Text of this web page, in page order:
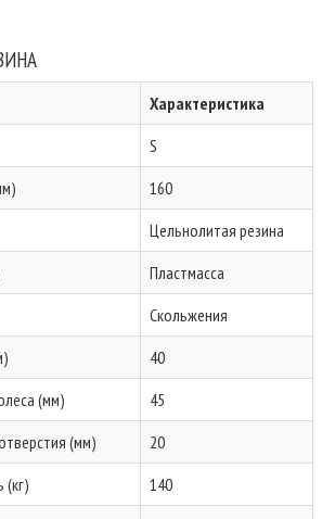
Характеристика
S
160
Цельнолитая резина
Пластмасса
Скольжения
40
(мм)
45
(мм)
20
(кг)
140